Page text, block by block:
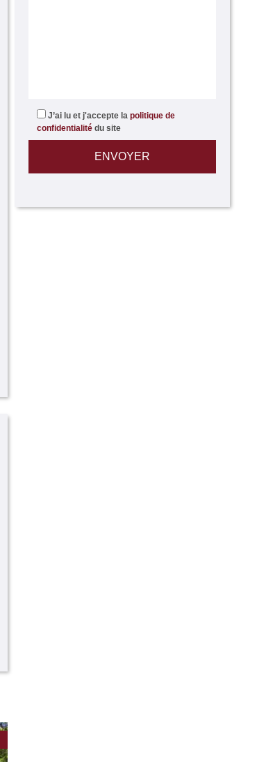
J’ai lu et j'accepte la politique de
confidentialité du site